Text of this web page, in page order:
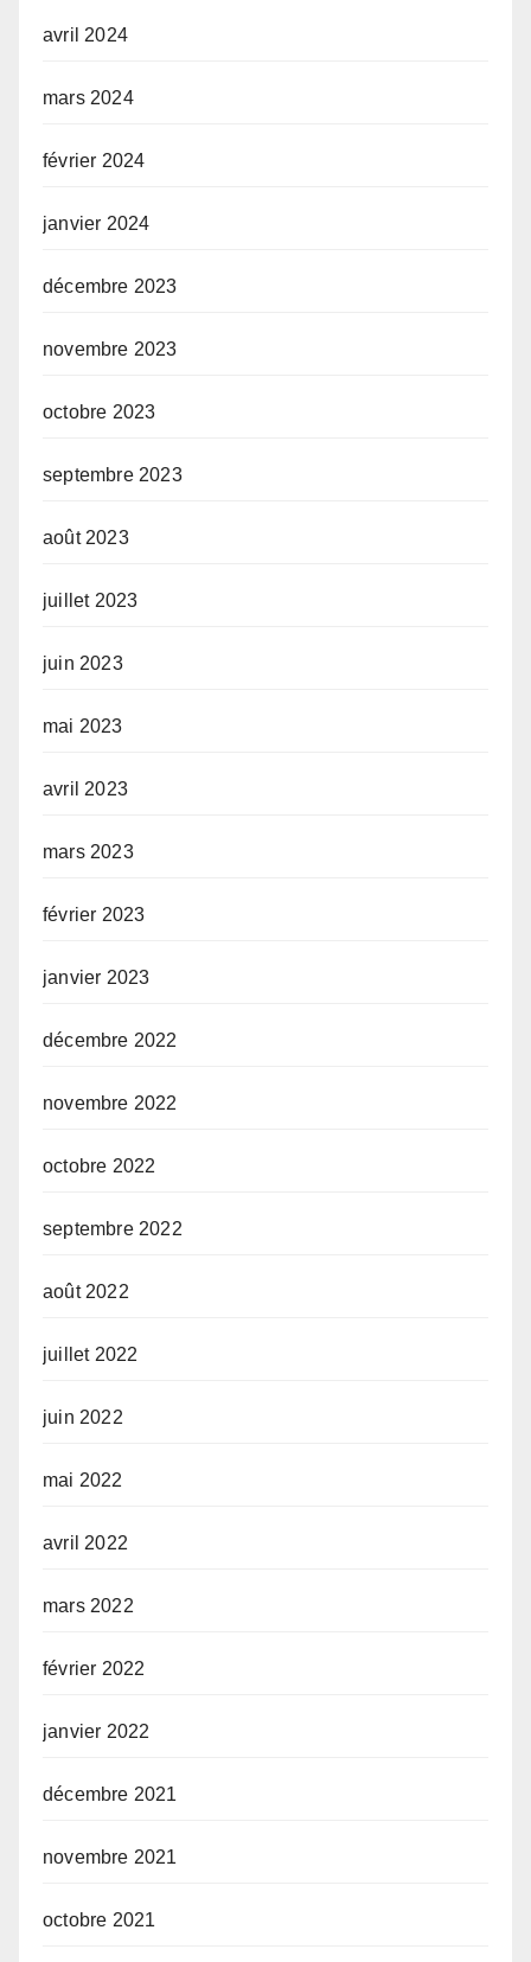
avril 2024
mars 2024
février 2024
janvier 2024
décembre 2023
novembre 2023
octobre 2023
septembre 2023
août 2023
juillet 2023
juin 2023
mai 2023
avril 2023
mars 2023
février 2023
janvier 2023
décembre 2022
novembre 2022
octobre 2022
septembre 2022
août 2022
juillet 2022
juin 2022
mai 2022
avril 2022
mars 2022
février 2022
janvier 2022
décembre 2021
novembre 2021
octobre 2021